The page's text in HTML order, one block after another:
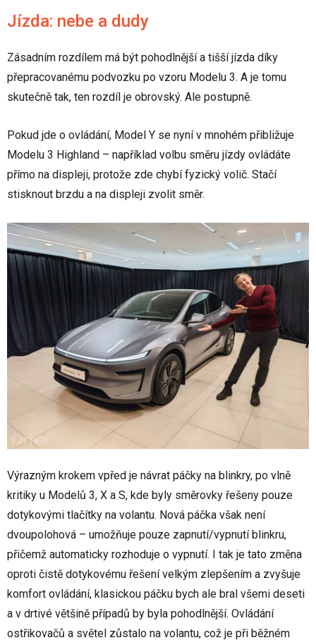
Jízda: nebe a dudy
Zásadním rozdílem má být pohodlnější a tišší jízda díky
přepracovanému podvozku po vzoru Modelu 3. A je tomu
skutečně tak, ten rozdíl je obrovský. Ale postupně.
Pokud jde o ovládání, Model Y se nyní v mnohém přibližuje
Modelu 3 Highland – například volbu směru jízdy ovládáte
přímo na displeji, protože zde chybí fyzický volič. Stačí
stisknout brzdu a na displeji zvolit směr.
Výrazným krokem vpřed je návrat páčky na blinkry, po vlně
kritiky u Modelů 3, X a S, kde byly směrovky řešeny pouze
dotykovými tlačítky na volantu. Nová páčka však není
dvoupolohová – umožňuje pouze zapnutí/vypnutí blinkru,
přičemž automaticky rozhoduje o vypnutí. I tak je tato změna
oproti čistě dotykovému řešení velkým zlepšením a zvyšuje
komfort ovládání, klasickou páčku bych ale bral všemi deseti
a v drtivé většině případů by byla pohodlnější. Ovládání
ostřikovačů a světel zůstalo na volantu, což je při běžném